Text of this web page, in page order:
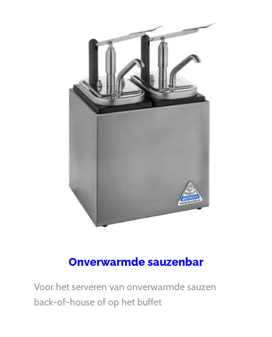
Onverwarmde sauzenbar
Voor het serveren van onverwarmde sauzen
back-of-house of op het buffet